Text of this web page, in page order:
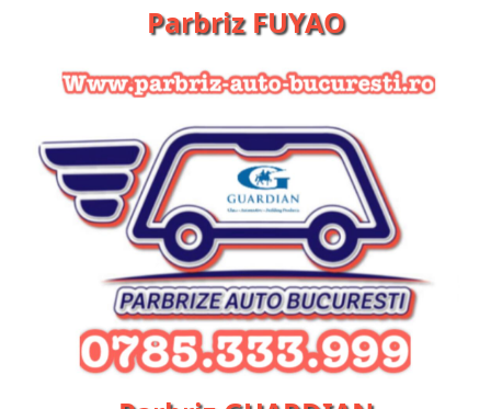
Parbriz FUYAO